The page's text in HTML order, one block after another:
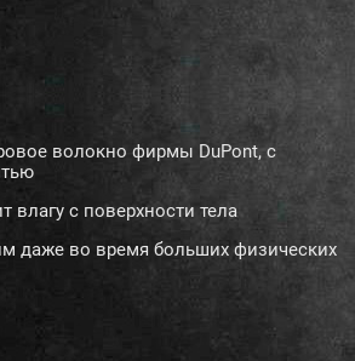
волокно фирмы DuPont, с
влагу с поверхности тела
даже во время больших физических